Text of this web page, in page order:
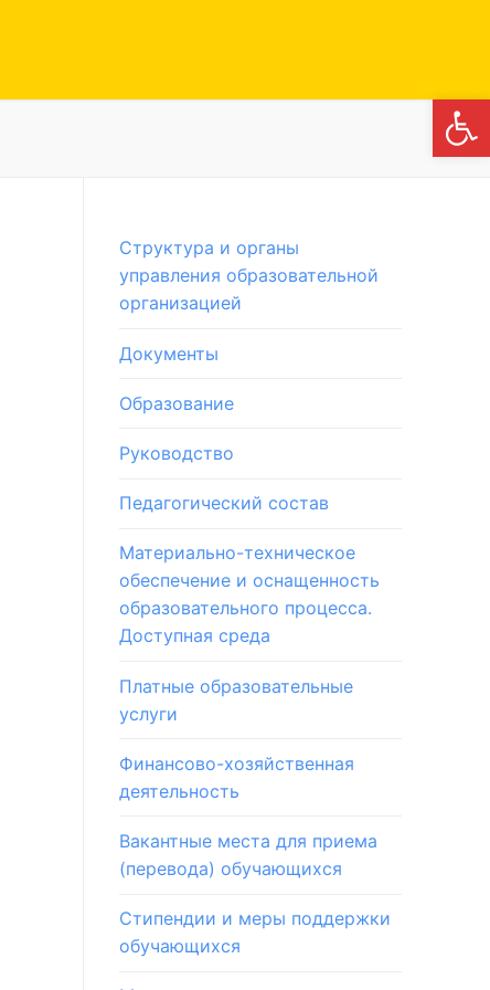
Структура и органы
управления образовательной
организацией
Документы
Образование
Руководство
Педагогический состав
Материально-техническое
обеспечение и оснащенность
образовательного процесса.
Доступная среда
Платные образовательные
услуги
Финансово-хозяйственная
деятельность
Вакантные места для приема
(перевода) обучающихся
Стипендии и меры поддержки
обучающихся